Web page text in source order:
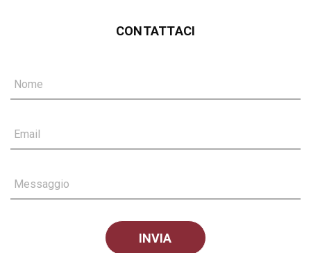
CONTATTACI
Nome
Email
Messaggio